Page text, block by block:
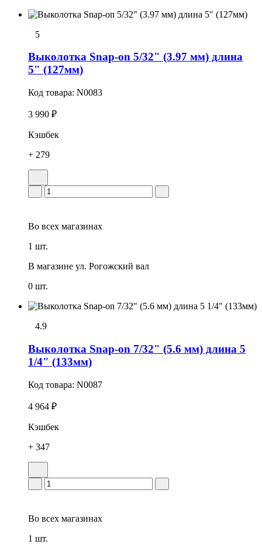
5
Выколотка Snap-on 5/32" (3.97 мм) длина
5" (127мм)
Код товара: N0083
3 990 ₽
Кэшбек
+ 279
Во всех магазинах
1 шт.
В магазине ул. Рогожский вал
0 шт.
4.9
Выколотка Snap-on 7/32" (5.6 мм) длина 5
1/4" (133мм)
Код товара: N0087
4 964 ₽
Кэшбек
+ 347
Во всех магазинах
1 шт.